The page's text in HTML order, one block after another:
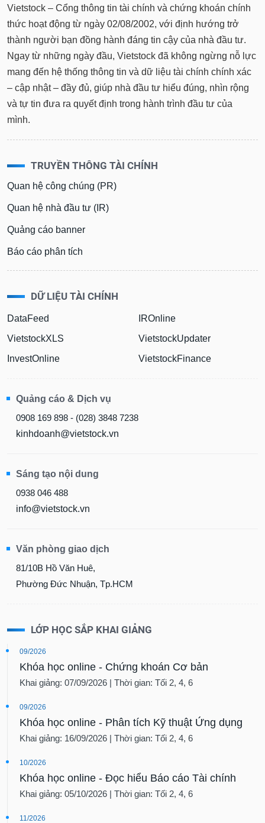
Vietstock – Cổng thông tin tài chính và chứng khoán chính
thức hoạt động từ ngày 02/08/2002, với định hướng trở
thành người bạn đồng hành đáng tin cậy của nhà đầu tư.
Ngay từ những ngày đầu, Vietstock đã không ngừng nỗ lực
mang đến hệ thống thông tin và dữ liệu tài chính chính xác
– cập nhật – đầy đủ, giúp nhà đầu tư hiểu đúng, nhìn rộng
và tự tin đưa ra quyết định trong hành trình đầu tư của
mình.
TRUYỀN THÔNG TÀI CHÍNH
Quan hệ công chúng (PR)
Quan hệ nhà đầu tư (IR)
Quảng cáo banner
Báo cáo phân tích
DỮ LIỆU TÀI CHÍNH
DataFeed
VietstockXLS
InvestOnline
IROnline
VietstockUpdater
VietstockFinance
Quảng cáo & Dịch vụ
0908 169 898 - (028) 3848 7238
kinhdoanh@vietstock.vn
Sáng tạo nội dung
0938 046 488
info@vietstock.vn
Văn phòng giao dịch
81/10B Hồ Văn Huê,
Phường Đức Nhuận, Tp.HCM
LỚP HỌC SẮP KHAI GIẢNG
09/2026
Khóa học online - Chứng khoán Cơ bản
Khai giảng: 07/09/2026 | Thời gian: Tối 2, 4, 6
09/2026
Khóa học online - Phân tích Kỹ thuật Ứng dụng
Khai giảng: 16/09/2026 | Thời gian: Tối 2, 4, 6
10/2026
Khóa học online - Đọc hiểu Báo cáo Tài chính
Khai giảng: 05/10/2026 | Thời gian: Tối 2, 4, 6
11/2026